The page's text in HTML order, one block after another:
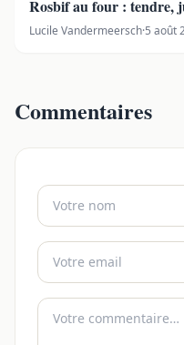
Rosbif au four : tendre,
Lucile Vandermeersch·5 août
Commentaires